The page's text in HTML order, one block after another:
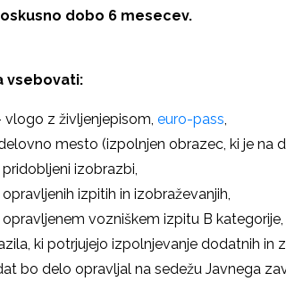
dobo 6 mesecev.
vsebovati:
vlogo z življenjepisom, euro-pass,
mesto (izpolnjen obrazec, ki je na
izobrazbi,
izpitih in izobraževanjih,
vozniškem izpitu B kategorije,
ki potrjujejo izpolnjevanje dodatnih in
bo delo opravljal na sedežu Javnega